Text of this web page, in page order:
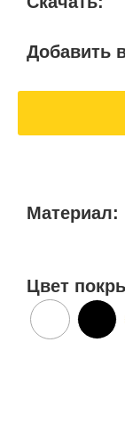
Добавить
Материал:
Цвет